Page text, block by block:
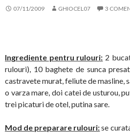
07/11/2009 GHIOCEL07 3
Ingrediente pentru rulouri: 2
rulouri), 10 baghete de sunca
castravete murat, feliute de masline,
o varza mare, doi catei de usturou,
trei picaturi de otel, putina sare.
Mod de preparare rulouri:se